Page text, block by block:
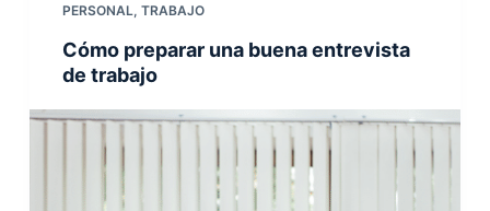
PERSONAL, TRABAJO
Cómo preparar una buena entrevista
de trabajo